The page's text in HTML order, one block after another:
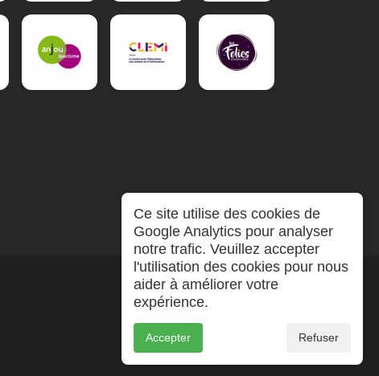
Ce site utilise des cookies de
Google Analytics pour analyser
notre trafic. Veuillez accepter
l'utilisation des cookies pour nous
aider à améliorer votre
expérience.
Accepter Refuser